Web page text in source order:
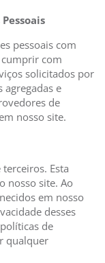
pessoais com
com
solicitados por
e
de
nosso site.
Esta
nosso site. Ao
em nosso
desses
de
qualquer